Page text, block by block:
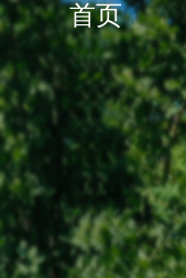
首页